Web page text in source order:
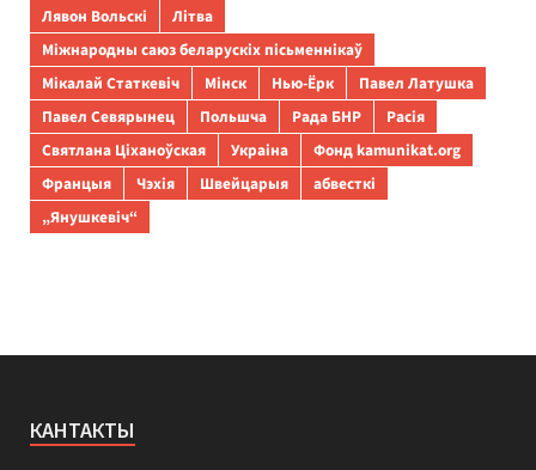
Лявон Вольскі
Літва
Міжнародны саюз беларускіх пісьменнікаў
Мікалай Статкевіч
Мінск Нью-Ёрк
Павел Латушка
Павел Севярынец
Польшча Рада БНР
Расія
Святлана Ціханоўская
Украіна
Фонд kamunikat.org
Францыя
Чэхія Швейцарыя
абвесткі
„Янушкевіч“
КАНТАКТЫ